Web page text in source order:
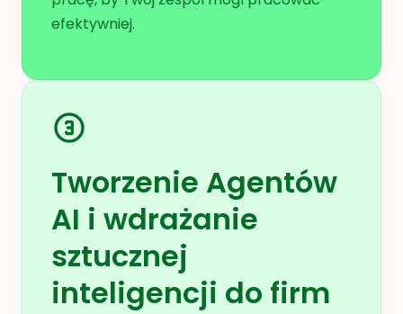
efektywniej.
Tworzenie Agentów
AI i wdrażanie
sztucznej
inteligencji do firm